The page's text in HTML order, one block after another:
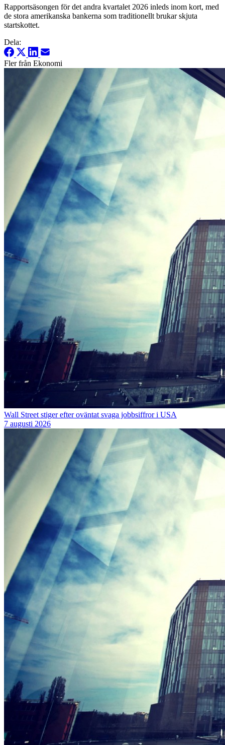
Rapportsäsongen för det andra kvartalet 2026 inleds inom kort, med
de stora amerikanska bankerna som traditionellt brukar skjuta
startskottet.
Dela:
Fler från Ekonomi
Wall Street stiger efter oväntat svaga jobbsiffror i USA
7 augusti 2026